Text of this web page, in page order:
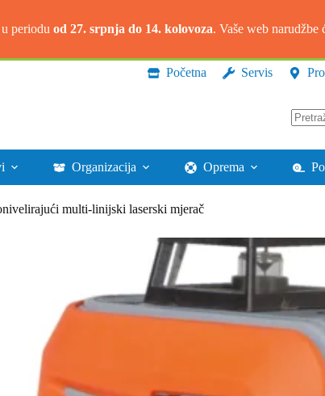
u periodu od 27. srpnja do 14. kolovoza. Vaše web
Početna Servis
Organizacija Oprema
multi-linijski laserski mjerač